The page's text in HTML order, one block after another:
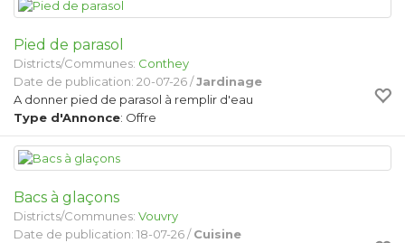
Pied de parasol
Districts/Communes: Conthey
Date de publication: 20-07-26 /Jardinage
A donner pied de parasol à remplir d'eau
Type d'Annonce: Offre
Bacs à glaçons
Districts/Communes: Vouvry
Date de publication: 18-07-26 /Cuisine